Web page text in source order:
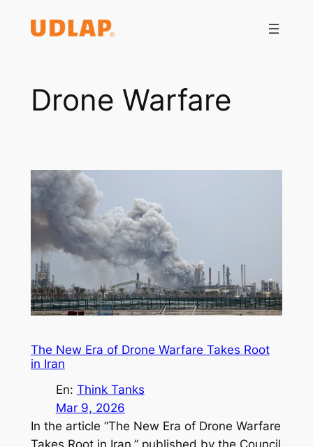
Drone Warfare
The New Era of Drone Warfare Takes Root
in Iran
En: Think Tanks
Mar 9, 2026
In the article “The New Era of Drone Warfare